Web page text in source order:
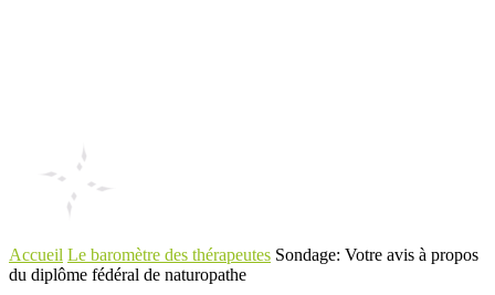
Accueil Le baromètre des thérapeutes Sondage: Votre avis à propos
du diplôme fédéral de naturopathe